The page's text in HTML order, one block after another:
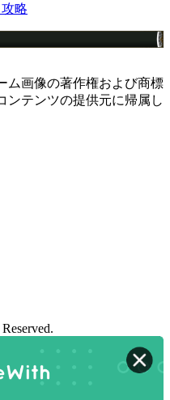
略
ム画像の著作権および商標
ンテンツの提供元に帰属し